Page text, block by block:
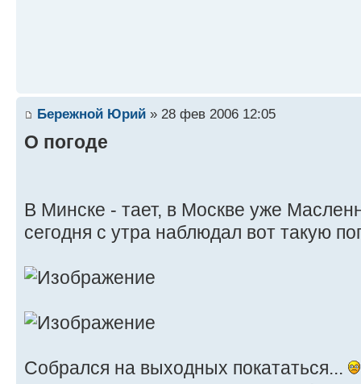
Бережной Юрий » 28 фев 2006 12:05
О погоде
В Минске - тает, в Москве уже
сегодня с утра наблюдал вот такую
Собрался на выходных покататься...